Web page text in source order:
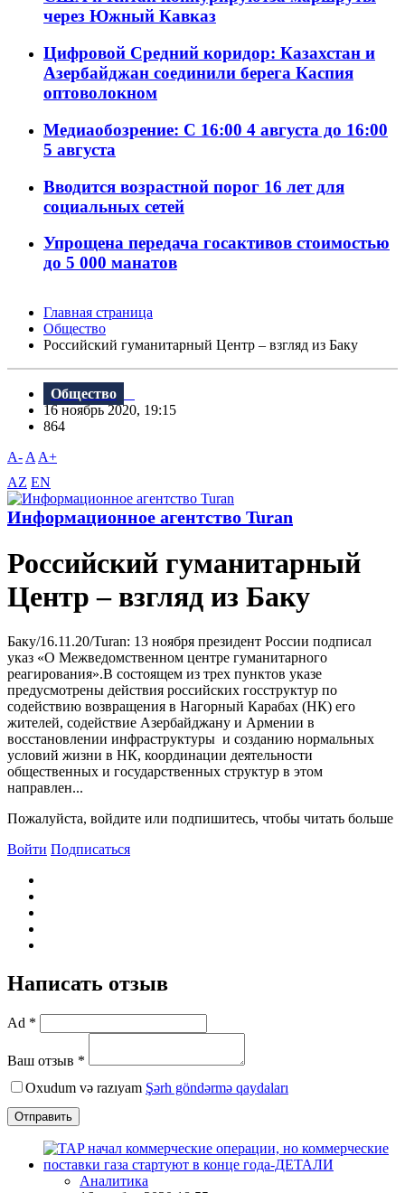
через Южный Кавказ
Цифровой Средний коридор: Казахстан и
Азербайджан соединили берега Каспия
оптоволокном
Медиаобозрение: С 16:00 4 августа до 16:00
5 августа
Вводится возрастной порог 16 лет для
социальных сетей
Упрощена передача госактивов стоимостью
до 5 000 манатов
Главная страница
Общество
Российский гуманитарный Центр – взгляд из Баку
Общество
16 ноябрь 2020, 19:15
864
A- A A+
AZ EN
Информационное агентство Turan
Российский гуманитарный
Центр – взгляд из Баку
Баку/16.11.20/Turan: 13 ноября президент России подписал
указ «О Межведомственном центре гуманитарного
реагирования».В состоящем из трех пунктов указе
предусмотрены действия российских госструктур по
содействию возвращения в Нагорный Карабах (НК) его
жителей, содействие Азербайджану и Армении в
восстановлении инфраструктуры и созданию нормальных
условий жизни в НК, координации деятельности
общественных и государственных структур в этом
направлен...
Пожалуйста, войдите или подпишитесь, чтобы читать больше
Войти Подписаться
Написать отзыв
Ad *
Ваш отзыв *
Oxudum və razıyam Şərh göndərmə qaydaları
Отправить
Аналитика